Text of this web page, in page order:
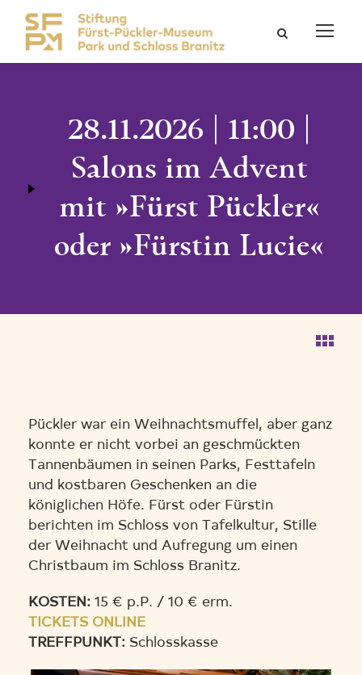
28.11.2026 | 11:00 |
Salons im Advent
mit »Fürst Pückler«
oder »Fürstin Lucie«
Pückler war ein Weihnachtsmuffel, aber ganz
konnte er nicht vorbei an geschmückten
Tannenbäumen in seinen Parks, Festtafeln
und kostbaren Geschenken an die
königlichen Höfe. Fürst oder Fürstin
berichten im Schloss von Tafelkultur, Stille
der Weihnacht und Aufregung um einen
Christbaum im Schloss Branitz.
KOSTEN: 15 € p.P. / 10 € erm.
TICKETS ONLINE
TREFFPUNKT: Schlosskasse